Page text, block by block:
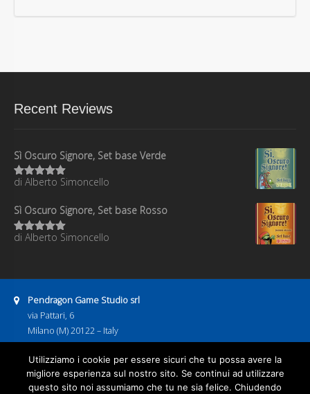
Recent Reviews
Sì Oscuro Signore, Set base Verde
Valutato5
di Alberto Simoncello
Sì Oscuro Signore, Set base Rosso
Valutato5
di Alberto Simoncello
Pendragon Game Studio srl
via Pattari, 6
Milano (M) 20122 – Italy
P.IVA 08886600967
Business hours:
9:00–13:00
14:00–18:00
Email address:
pendragongamestudio@gmail.com
Utilizziamo i cookie per essere sicuri che tu possa avere la
migliore esperienza sul nostro sito. Se continui ad utilizzare
questo sito noi assumiamo che tu ne sia felice. Chiudendo